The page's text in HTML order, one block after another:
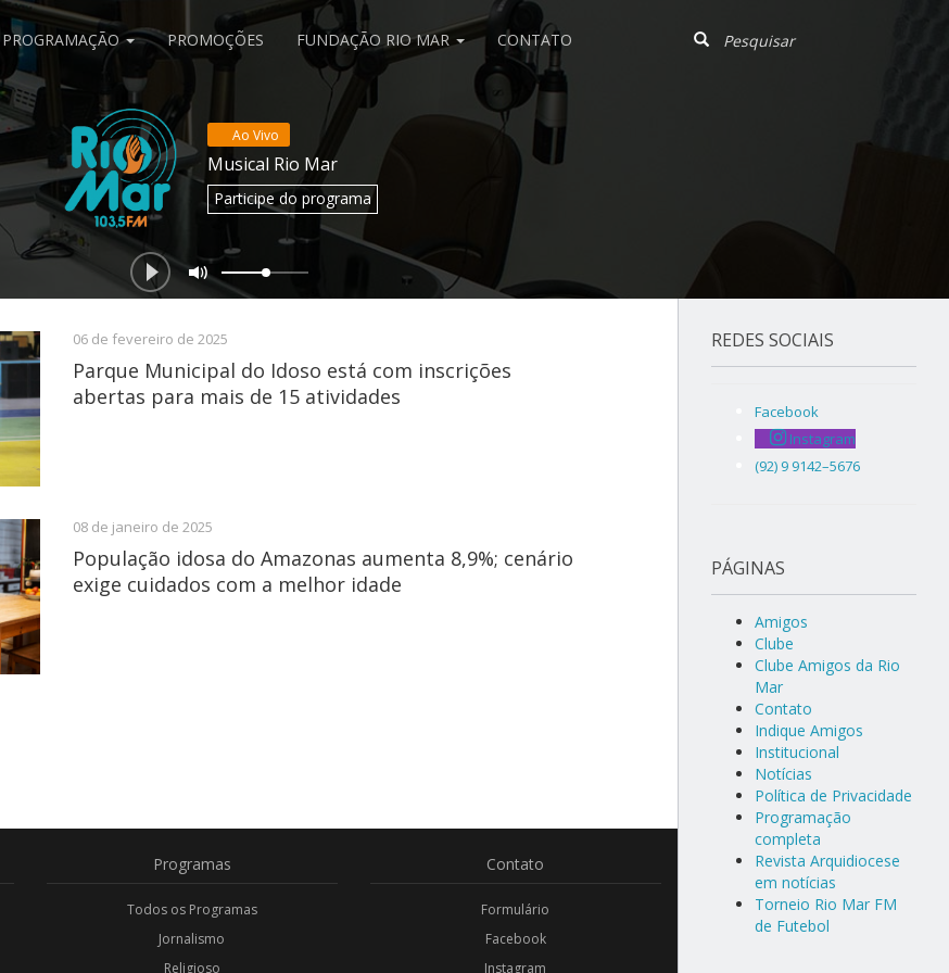
PROGRAMAÇÃO PROMOÇÕES FUNDAÇÃO RIO MAR CONTATO
Ao Vivo
Musical Rio Mar
Participedo programa
06 de fevereiro de 2025
Parque Municipal do Idoso está com inscrições
abertas para mais de 15 atividades
08 de janeiro de 2025
População idosa do Amazonas aumenta 8,9%; cenário
exige cuidados com a melhor idade
Programas
Todos os Programas
Jornalismo
Religioso
Contato
Formulário
Facebook
Instagram
REDES SOCIAIS
Facebook
Instagram
(92) 9 9142–5676
PÁGINAS
Amigos
Clube
Clube Amigos da Rio
Mar
Contato
Indique Amigos
Institucional
Notícias
Política de Privacidade
Programação
completa
Revista Arquidiocese
em notícias
Torneio Rio Mar FM
de Futebol